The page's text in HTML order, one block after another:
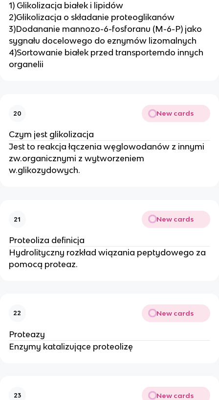
1) Glikolizacja białek i lipidów
2)Glikolizacja o składanie proteoglikanów
3)Dodananie mannozo-6-fosforanu (M-6-P) jako
sygnału docelowego do eznymów lizomalnych
4)Sortowanie białek przed transportemdo innych
organelii
20 New cards
Czym jest glikolizacja
Jest to reakcja łączenia węglowodanów z innymi
zw.organicznymi z wytworzeniem
w.glikozydowych.
21 New cards
Proteoliza definicja
Hydrolityczny rozkład wiązania peptydowego za
pomocą proteaz.
22 New cards
Proteazy
Enzymy katalizujące proteolizę
23 New cards